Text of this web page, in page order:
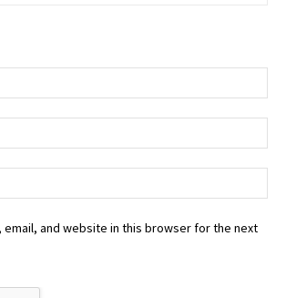
email, and website in this browser for the next